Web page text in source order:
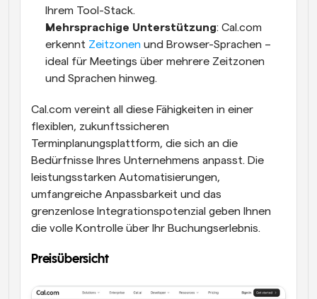
Ihrem Tool-Stack.
Mehrsprachige Unterstützung: Cal.com
erkennt Zeitzonen und Browser-Sprachen –
ideal für Meetings über mehrere Zeitzonen
und Sprachen hinweg.
Cal.com vereint all diese Fähigkeiten in einer
flexiblen, zukunftssicheren
Terminplanungsplattform, die sich an die
Bedürfnisse Ihres Unternehmens anpasst. Die
leistungsstarken Automatisierungen,
umfangreiche Anpassbarkeit und das
grenzenlose Integrationspotenzial geben Ihnen
die volle Kontrolle über Ihr Buchungserlebnis.
Preisübersicht